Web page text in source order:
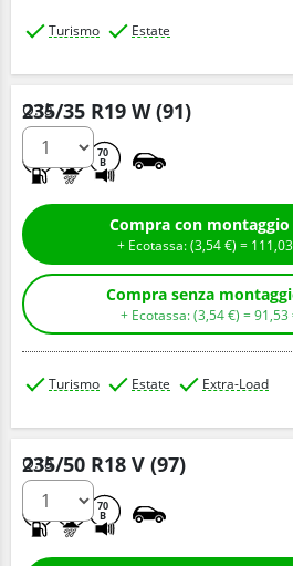
Turismo Estate
235/35 R19 W (91)
70
B
Q.tà
+ Ecotassa: (3,54€ ) = 111,03
+ Ecotassa: (3,54€ ) =91,53
Turismo Estate Extra-Load
235/50 R18 V (97)
70
B
Q.tà